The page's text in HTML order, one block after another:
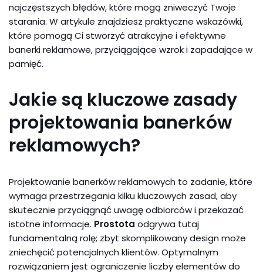
najczęstszych błędów, które mogą zniweczyć Twoje
starania. W artykule znajdziesz praktyczne wskazówki,
które pomogą Ci stworzyć atrakcyjne i efektywne
banerki reklamowe, przyciągające wzrok i zapadające w
pamięć.
Jakie są kluczowe zasady
projektowania banerków
reklamowych?
Projektowanie banerków reklamowych to zadanie, które
wymaga przestrzegania kilku kluczowych zasad, aby
skutecznie przyciągnąć uwagę odbiorców i przekazać
istotne informacje. Prostota odgrywa tutaj
fundamentalną rolę; zbyt skomplikowany design może
zniechęcić potencjalnych klientów. Optymalnym
rozwiązaniem jest ograniczenie liczby elementów do